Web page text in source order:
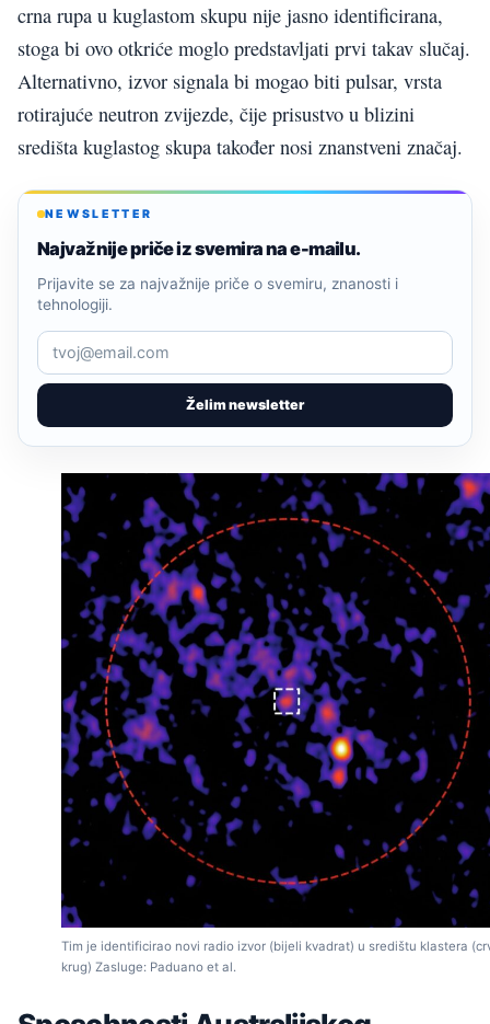
crna rupa u kuglastom skupu nije jasno identificirana,
stoga bi ovo otkriće moglo predstavljati prvi takav slučaj.
Alternativno, izvor signala bi mogao biti pulsar, vrsta
rotirajuće neutron zvijezde, čije prisustvo u blizini
središta kuglastog skupa također nosi znanstveni značaj.
NEWSLETTER
Najvažnije priče iz svemira na e-mailu.
Želim newsletter
Prijavite se za najvažnije priče o svemiru, znanosti i
tehnologiji.
Tim je identificirao novi radio izvor (bijeli kvadrat) u središtu klastera
krug) Zasluge: Paduano et al.